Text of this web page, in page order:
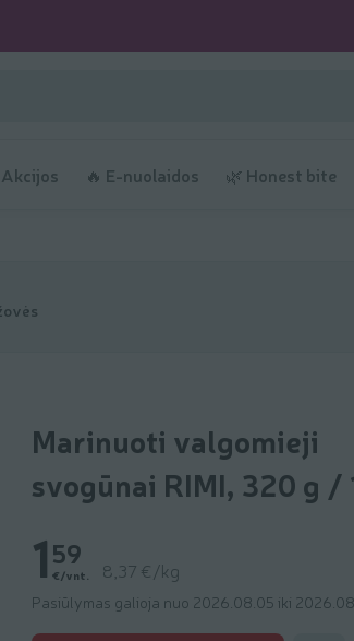
🔥 E-nuolaidos 🌿 Honest bite
Marinuoti valgomieji
svogūnai RIMI, 320 g /
159
€/vnt. 8,37 €/kg
Pasiūlymas galioja nuo 2026.08.05 iki